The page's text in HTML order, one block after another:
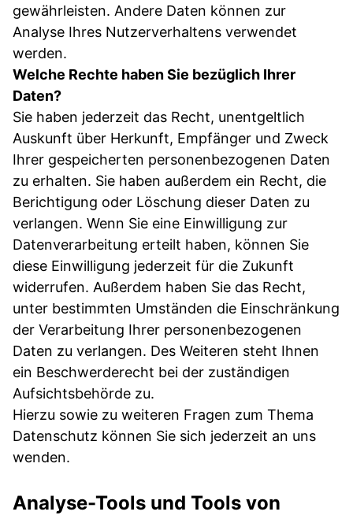
gewährleisten. Andere Daten können zur
Analyse Ihres Nutzerverhaltens verwendet
werden.
Welche Rechte haben Sie bezüglich Ihrer
Daten?
Sie haben jederzeit das Recht, unentgeltlich
Auskunft über Herkunft, Empfänger und Zweck
Ihrer gespeicherten personenbezogenen Daten
zu erhalten. Sie haben außerdem ein Recht, die
Berichtigung oder Löschung dieser Daten zu
verlangen. Wenn Sie eine Einwilligung zur
Datenverarbeitung erteilt haben, können Sie
diese Einwilligung jederzeit für die Zukunft
widerrufen. Außerdem haben Sie das Recht,
unter bestimmten Umständen die Einschränkung
der Verarbeitung Ihrer personenbezogenen
Daten zu verlangen. Des Weiteren steht Ihnen
ein Beschwerderecht bei der zuständigen
Aufsichtsbehörde zu.
Hierzu sowie zu weiteren Fragen zum Thema
Datenschutz können Sie sich jederzeit an uns
wenden.
Analyse-Tools und Tools von